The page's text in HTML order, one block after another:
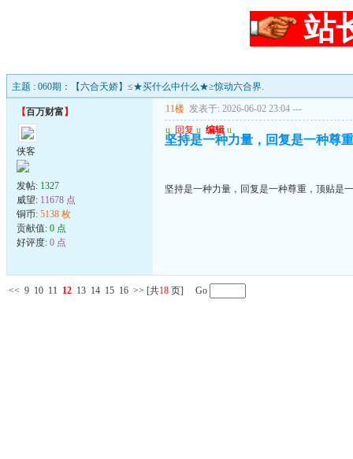
站
主题 : 060期：【六合天娇】≤★买什么中什么★≥惊动六合界.
【百万财富 】
侠客
发帖: 1327
威望: 11678 点
铜币: 5138 枚
贡献值: 0 点
好评度: 0 点
11楼 发表于: 2026-06-02 23:04 ---
u 回复 u 编辑 u
坚持是一种力量，回复是一种尊
坚持是一种力量，回复是一种尊重，顶贴是
<< 9 10 11 12 13 14 15 16 >> [共18 页] Go